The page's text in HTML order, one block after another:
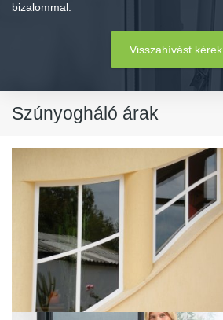
bizalommal.
Visszahívást kérek
Szúnyogháló árak